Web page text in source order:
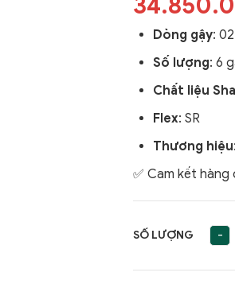
Dòng gậy:
Số lượng: 6
Chất liệu
Flex: SR
Thương hiệu
✅ Cam kết hàng
SỐ LƯỢNG -